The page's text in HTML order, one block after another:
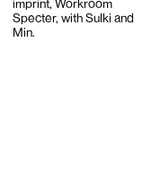
imprint, Workroom
Specter, with Sulki and
Min.